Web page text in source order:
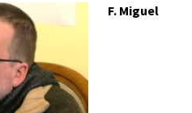
F. Miguel